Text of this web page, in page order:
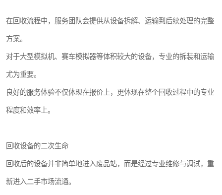
在回收流程中，服务团队会提供从设备拆解、运输到后续处理的完整
方案。
对于大型模拟机、赛车模拟器等体积较大的设备，专业的拆装和运输
尤为重要。
良好的服务体验不仅体现在报价上，更体现在整个回收过程中的专业
程度和效率上。
回收设备的二次生命
回收后的设备并非简单地进入废品站，而是经过专业维修与调试，重
新进入二手市场流通。